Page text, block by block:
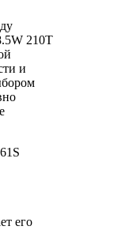
210T
и
его